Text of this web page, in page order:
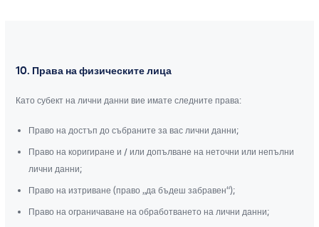
10. Права на физическите лица
Като субект на лични данни вие имате следните права:
Право на достъп до събраните за вас лични данни;
Право на коригиране и / или допълване на неточни или непълни
лични данни;
Право на изтриване (право „да бъдеш забравен“);
Право на ограничаване на обработването на лични данни;